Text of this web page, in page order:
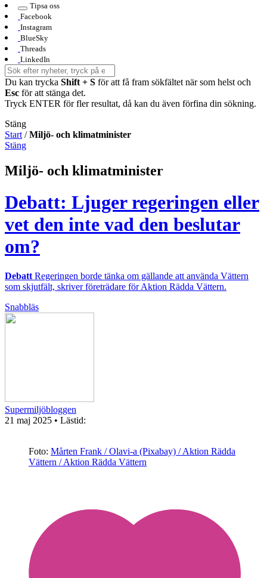
Tipsa oss
Facebook
Instagram
BlueSky
Threads
LinkedIn
Du kan trycka Shift + S för att få fram sökfältet när som helst och
Esc för att stänga det.
Tryck ENTER för fler resultat, då kan du även förfina din sökning.
Stäng
Start /Miljö- och klimatminister
Stäng
Miljö- och klimatminister
Debatt: Ljuger regeringen eller
vet den inte vad den beslutar
om?
Debatt Regeringen borde tänka om gällande att använda Vättern
som skjutfält, skriver företrädare för Aktion Rädda Vättern.
Snabbläs
Supermiljöbloggen
21 maj 2025 • Lästid:
Foto: Mårten Frank / Olavi-a (Pixabay) / Aktion Rädda
Vättern / Aktion Rädda Vättern